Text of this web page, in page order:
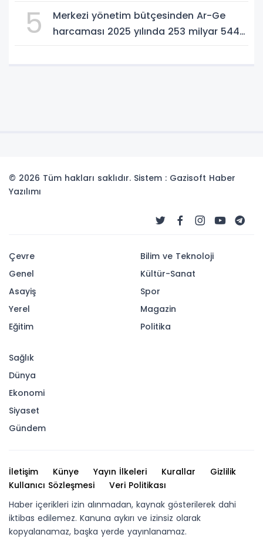
5
Merkezi yönetim bütçesinden Ar-Ge
harcaması 2025 yılında 253 milyar 544
© 2026 Tüm hakları saklıdır. Sistem : Gazisoft Haber
Yazılımı
Çevre
Genel
Asayiş
Yerel
Eğitim
Bilim ve Teknoloji
Kültür-Sanat
Spor
Magazin
Politika
Sağlık
Dünya
Ekonomi
Siyaset
Gündem
İletişim Künye Yayın İlkeleri Kurallar
Gizlilik
Kullanıcı Sözleşmesi
Veri Politikası
Haber içerikleri izin alınmadan, kaynak gösterilerek dahi
iktibas edilemez. Kanuna aykırı ve izinsiz olarak
kopyalanamaz, başka yerde yayınlanamaz.